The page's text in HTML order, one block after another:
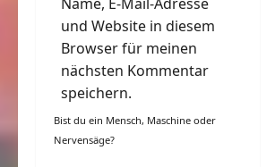
und Website in diesem
Browser für meinen
nächsten Kommentar
speichern.
Bist du ein Mensch, Maschine oder
Nervensäge?